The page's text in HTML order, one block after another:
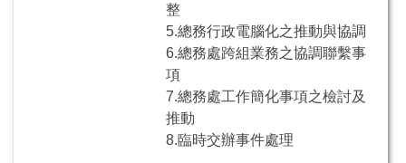
整
5.總務行政電腦化之推動與協調
6.總務處跨組業務之協調聯繫事
項
7.總務處工作簡化事項之檢討及
推動
8.臨時交辦事件處理